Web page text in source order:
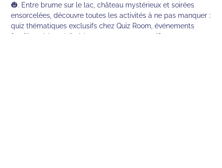
🎃. Entre brume sur le lac, château mystérieux et soirées
ensorcelées, découvre toutes les activités à ne pas manquer :
quiz thématiques exclusifs chez Quiz Room, événements
familiaux à la médiathèque, et aventures terrifiantes au